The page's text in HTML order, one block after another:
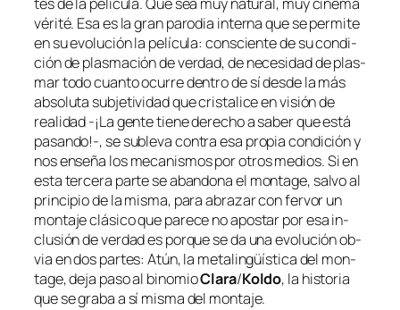
vé­ri­té. Esa es la gran pa­ro­dia in­ter­na que se per­mi­te
en su evo­lu­ción la pe­lí­cu­la: cons­cien­te de su con­di­
ción de plas­ma­ción de ver­dad, de ne­ce­si­dad de plas­
mar to­do cuan­to ocu­rre den­tro de sí des­de la más
ab­so­lu­ta sub­je­ti­vi­dad que cris­ta­li­ce en vi­sión de
reali­dad -¡La gen­te tie­ne de­re­cho a sa­ber que es­tá
pa­san­do!-, se su­ble­va con­tra esa pro­pia con­di­ción y
nos en­se­ña los me­ca­nis­mospor otros me­dios. Si en
es­ta ter­ce­ra par­te se aban­do­na el mon­ta­ge, sal­vo al
prin­ci­pio de la mis­ma, pa­ra abra­zar con fer­vor un
mon­ta­je clá­si­co que pa­re­ce no apos­tar por esa in­
clu­sión de ver­dad es por­que se da una evo­lu­ción ob­
via en dos par­tes: Atún, la me­ta­lin­güís­ti­ca del mon­
ta­ge, de­ja pa­so al bi­no­mioClara/Koldo, la his­to­ria
que se gra­ba a sí mis­ma del montaje.